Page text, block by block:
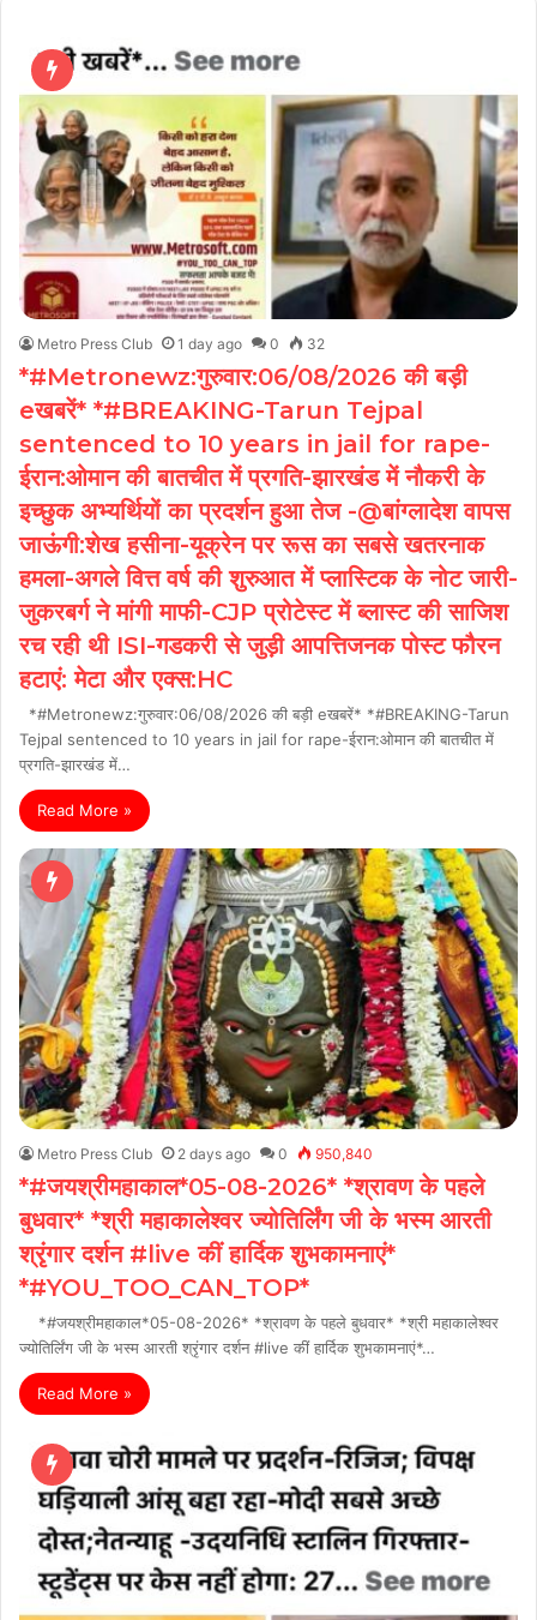
Metro Press Club 1 day ago 0 32
*#Metronewz:गुरुवार:06/08/2026 की बड़ी
eखबरें* *#BREAKING-Tarun Tejpal
sentenced to 10 years in jail for rape-
ईरान:ओमान की बातचीत में प्रगति-झारखंड में नौकरी के
इच्छुक अभ्यर्थियों का प्रदर्शन हुआ तेज -@बांग्लादेश वापस
जाऊंगी:शेख हसीना-यूक्रेन पर रूस का सबसे खतरनाक
हमला-अगले वित्त वर्ष की शुरुआत में प्लास्टिक के नोट जारी-
जुकरबर्ग ने मांगी माफी-CJP प्रोटेस्ट में ब्लास्ट की साजिश
रच रही थी ISI-गडकरी से जुड़ी आपत्तिजनक पोस्ट फौरन
हटाएं: मेटा और एक्स:HC
*#Metronewz:गुरुवार:06/08/2026 की बड़ी eखबरें* *#BREAKING-Tarun
Tejpal sentenced to 10 years in jail for rape-ईरान:ओमान की बातचीत में
प्रगति-झारखंड में…
Read More »
Metro Press Club 2 days ago 0 950,840
*#जयश्रीमहाकाल*05-08-2026* *श्रावण के पहले
बुधवार* *श्री महाकालेश्वर ज्योतिर्लिंग जी के भस्म आरती
श्रृंगार दर्शन #live कीं हार्दिक शुभकामनाएं*
*#YOU_TOO_CAN_TOP*
*#जयश्रीमहाकाल*05-08-2026* *श्रावण के पहले बुधवार* *श्री महाकालेश्वर
ज्योतिर्लिंग जी के भस्म आरती श्रृंगार दर्शन #live कीं हार्दिक शुभकामनाएं*…
Read More »